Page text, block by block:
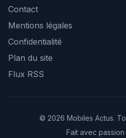
Contact
Mentions légales
Confidentialité
Plan du site
Flux RSS
© 2026 Mobiles Actus.
Fait avec